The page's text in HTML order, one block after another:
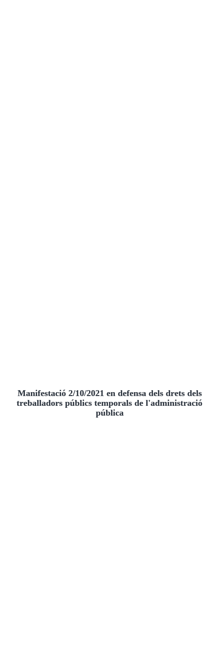
Manifestació 2/10/2021 en defensa dels drets dels
treballadors públics temporals de l'administració
pública